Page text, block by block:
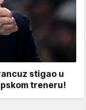
stigao u
treneru!